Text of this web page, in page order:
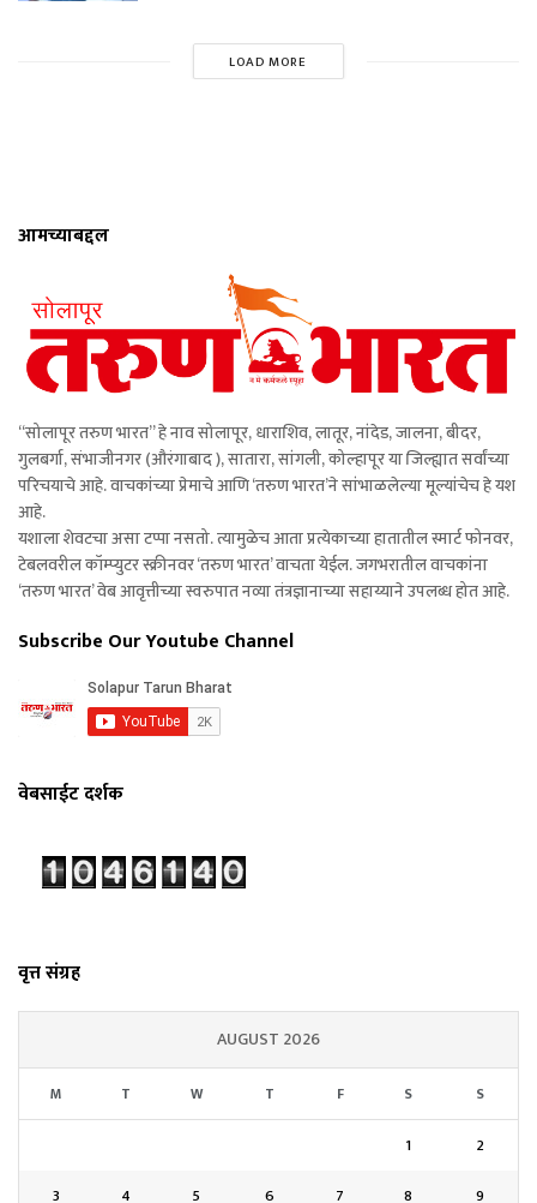
LOAD MORE
आमच्याबद्दल
“सोलापूर तरुण भारत” हे नाव सोलापूर, धाराशिव, लातूर, नांदेड, जालना, बीदर,
गुलबर्गा, संभाजीनगर (औरंगाबाद ), सातारा, सांगली, कोल्हापूर या जिल्ह्यात सर्वांच्या
परिचयाचे आहे. वाचकांच्या प्रेमाचे आणि ‘तरुण भारत’ने सांभाळलेल्या मूल्यांचेच हे यश
आहे.
यशाला शेवटचा असा टप्पा नसतो. त्यामुळेच आता प्रत्येकाच्या हातातील स्मार्ट फोनवर,
टेबलवरील कॉम्प्युटर स्क्रीनवर ‘तरुण भारत’ वाचता येईल. जगभरातील वाचकांना
‘तरुण भारत’ वेब आवृत्तीच्या स्वरुपात नव्या तंत्रज्ञानाच्या सहाय्याने उपलब्ध होत आहे.
Subscribe Our Youtube Channel
वेबसाईट दर्शक
वृत्त संग्रह
AUGUST 2026
M T W T F S S
1
2
3
4 5 6 7 8 9